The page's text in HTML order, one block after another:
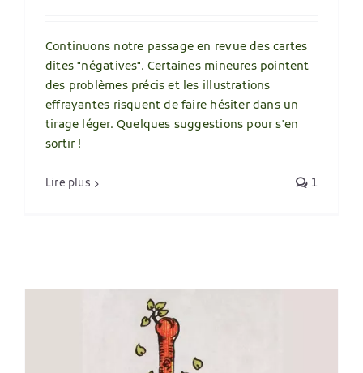
Continuons notre passage en revue des cartes
dites "négatives". Certaines mineures pointent
des problèmes précis et les illustrations
effrayantes risquent de faire hésiter dans un
tirage léger. Quelques suggestions pour s'en
sortir !
Lire plus 1